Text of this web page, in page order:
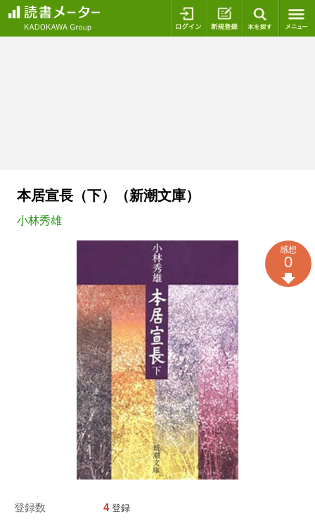
ログイン 新規登録
本居宣長（下）（新潮文庫）
小林秀雄
登録数 4 登録
感想
0